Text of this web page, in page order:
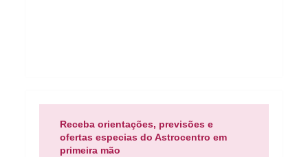
Receba orientações, previsões e
ofertas especias do Astrocentro em
primeira mão